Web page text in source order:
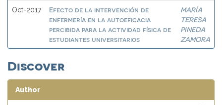
Oct-2017
Efecto de la intervención de
enfermería en la autoeficacia
percibida para la actividad física de
estudiantes universitarios
MARÍA
TERESA
PINEDA
ZAMORA
Discover
Author